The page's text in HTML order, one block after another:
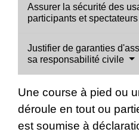
Assurer la sécurité des
participants et spectateurs
Justifier de garanties
sa responsabilité civile
Une course à pied ou
déroule en tout ou
est soumise à